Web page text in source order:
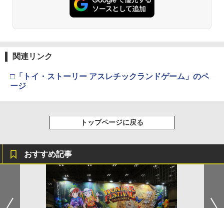
関連リンク
□「トイ・ストーリー アスレチックランドゲーム」のペ
ージ
トップページに戻る
おすすめ記事